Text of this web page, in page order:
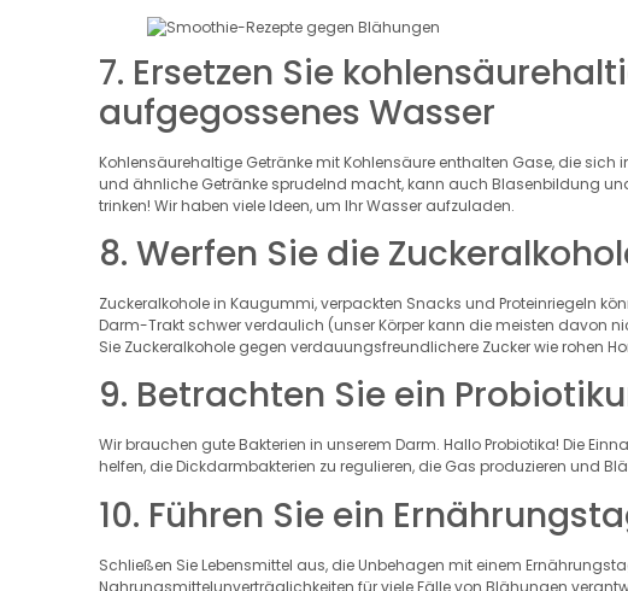
7. Ersetzen Sie
aufgegossenes Wasser
Kohlensäurehaltige Getränke mit Kohlensäure enthalten Gase, die
und ähnliche Getränke sprudelnd macht, kann auch Blasenbildung
trinken! Wir haben viele Ideen, um Ihr Wasser aufzuladen.
8. Werfen Sie die
Zuckeralkohole in Kaugummi, verpackten Snacks und Proteinriegeln
Darm-Trakt schwer verdaulich (unser Körper kann die meisten davon
Sie Zuckeralkohole gegen verdauungsfreundlichere Zucker wie rohen
9. Betrachten Sie ein
Wir brauchen gute Bakterien in unserem Darm. Hallo Probiotika! Die
helfen, die Dickdarmbakterien zu regulieren, die Gas produzieren und
10. Führen Sie ein
Schließen Sie Lebensmittel aus, die Unbehagen mit einem
Nahrungsmittelunverträglichkeiten für viele Fälle von Blähungen